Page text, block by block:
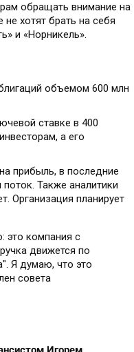
обращать внимание на
хотят брать на себя
и «Норникель».
объемом 600 млн
ставке в 400
а его
прибыль, в последние
Также аналитики
Организация планирует
это компания с
движется по
Я думаю, что это
совета